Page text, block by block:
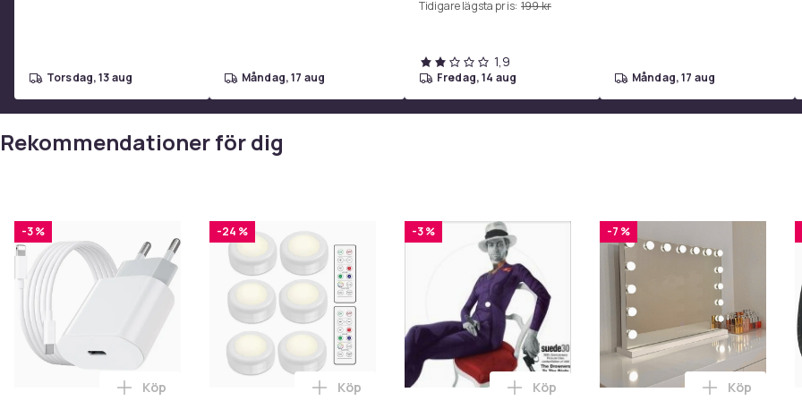
Artikel.nr.
d64b527f-3569-443c-b722-342845ae6c6c
torsdag, 13 aug måndag, 17 aug
Tidigare lägsta pris: 199 kr
1,9
fredag, 14 aug måndag, 17 aug
Rekommendationer för dig
-3 %
Lägg till iPhone Snabbladdare USB-C PD 3.0. 20W Strömadapter + Kabel i varukorgen
Köp
-24 %
Lägg till LED Spotlights Set – 6 stilrena lampor med 2 praktiska
Köp
-3 %
Lägg till SUEDE - THE DROWNERS (30TH
Köp
-7 %
Lägg till
Köp